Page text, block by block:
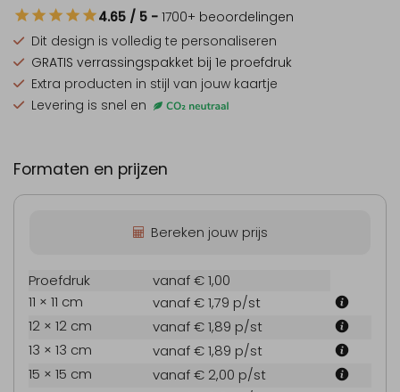
4.65 / 5 - 1700+ beoordelingen
Dit design is volledig te personaliseren
GRATIS verrassingspakket bij 1e proefdruk
Extra producten in stijl van jouw kaartje
Levering is snel en
Formaten en prijzen
Bereken jouw prijs
Proefdruk
vanaf € 1,00
11 × 11 cm
vanaf € 1,79 p/st
12 × 12 cm
vanaf € 1,89 p/st
13 × 13 cm
vanaf € 1,89 p/st
15 × 15 cm
vanaf € 2,00 p/st